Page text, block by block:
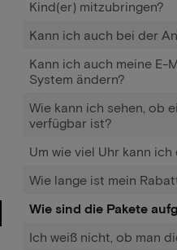
Kind(er) mitzubringen?
Kann ich auch bei der
Kann ich auch meine E-
System ändern?
Wie kann ich sehen, ob
verfügbar ist?
Um wie viel Uhr kann
Wie lange ist mein
Wie sind die Pakete
Ich weiß nicht, ob man